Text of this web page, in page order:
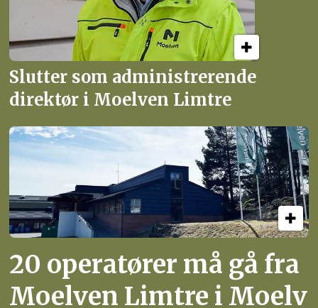
Slutter som administrerende
direktør i Moelven Limtre
20 operatører må gå fra
Moelven Limtre i Moelv